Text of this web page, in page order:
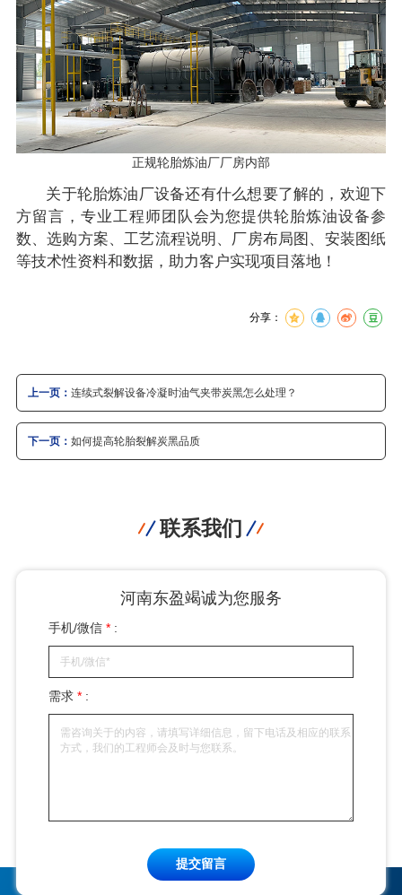
正规轮胎炼油厂厂房内部
关于轮胎炼油厂设备还有什么想要了解的，欢迎下
方留言，专业工程师团队会为您提供轮胎炼油设备参
数、选购方案、工艺流程说明、厂房布局图、安装图纸
等技术性资料和数据，助力客户实现项目落地！
分享：
上一页： 连续式裂解设备冷凝时油气夹带炭黑怎么处理？
下一页： 如何提高轮胎裂解炭黑品质
联系我们
河南东盈竭诚为您服务
手机/微信* :
需求* :
提交留言